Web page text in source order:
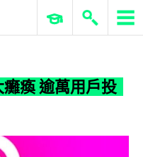
ERP 與商業 AI
瘓 逾萬用戶投